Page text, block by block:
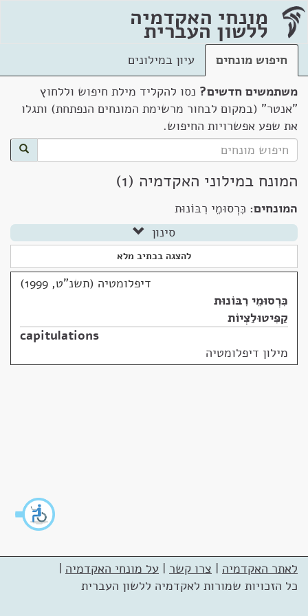
מונחי האקדמיה
ללשון העברית
חיפוש מונחים
עיון במילונים
משתמשים חדשים? נסו להקליד מילת חיפוש וללחוץ
"אנטר" (במקום לבחור מרשימת המונחים הנפתחת) ותגלו
את שפע אפשרויות החיפוש.
המונח במילוני האקדמיה (1)
המונחים: כִּרְסוּמֵי רִבּוֹנוּת
סינון
להצגה בכתיב מלא
דיפלומטיה (תשנ"ט, 1999)
כִּרְסוּמֵי רִבּוֹנוּת
קַפִּיטוּלַצְיוֹת
capitulations
מילון דיפלומטיה
לאתר האקדמיה | צרו קשר | על מונחי האקדמיה |
כל הזכויות שמורות לאקדמיה ללשון העברית